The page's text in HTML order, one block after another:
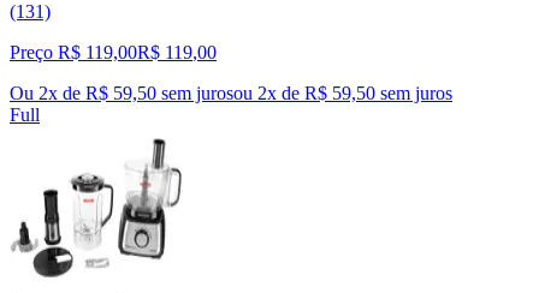
(131)
Preço R$ 119,00R$ 119,00
Ou 2x de R$ 59,50 sem jurosou 2x de R$ 59,50 sem juros
Full